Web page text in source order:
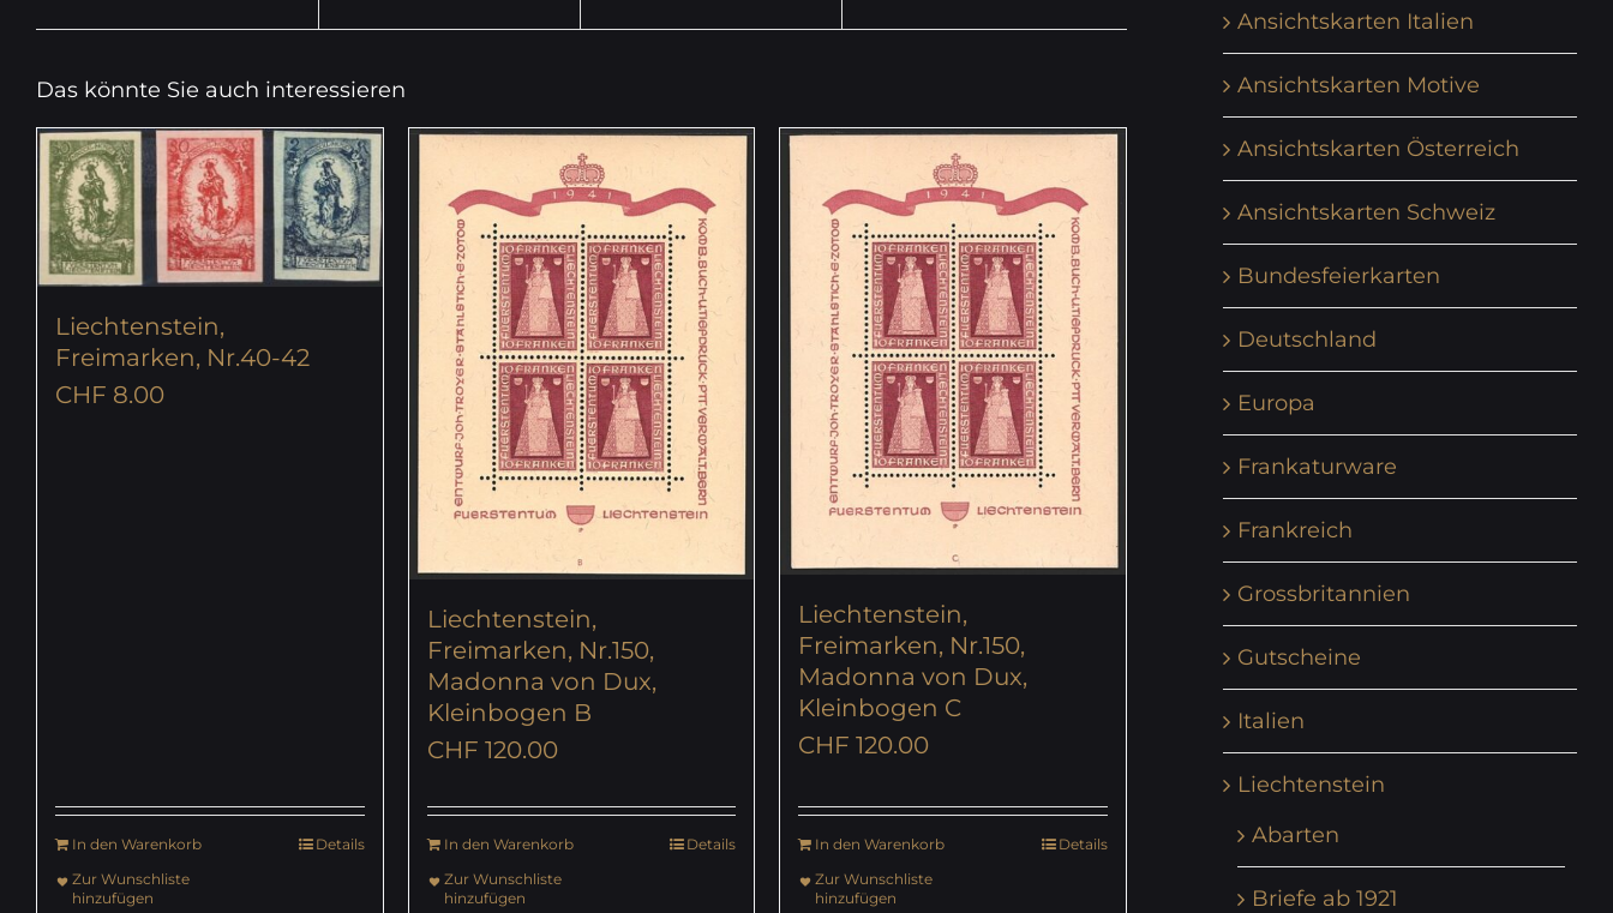
Das könnte Sie auch interessieren
Liechtenstein,
Freimarken, Nr.40-42
CHF 8.00
In den Warenkorb
Details
Zur Wunschliste
hinzufügen
Liechtenstein,
Freimarken, Nr.150,
Madonna von Dux,
Kleinbogen B
CHF 120.00
In den Warenkorb
Details
Zur Wunschliste
hinzufügen
Liechtenstein,
Freimarken, Nr.150,
Madonna von Dux,
Kleinbogen C
CHF 120.00
In den Warenkorb
Details
Zur Wunschliste
hinzufügen
Ansichtskarten Italien
Ansichtskarten Motive
Ansichtskarten Österreich
Ansichtskarten Schweiz
Bundesfeierkarten
Deutschland
Europa
Frankaturware
Frankreich
Grossbritannien
Gutscheine
Italien
Liechtenstein
Abarten
Briefe ab 1921